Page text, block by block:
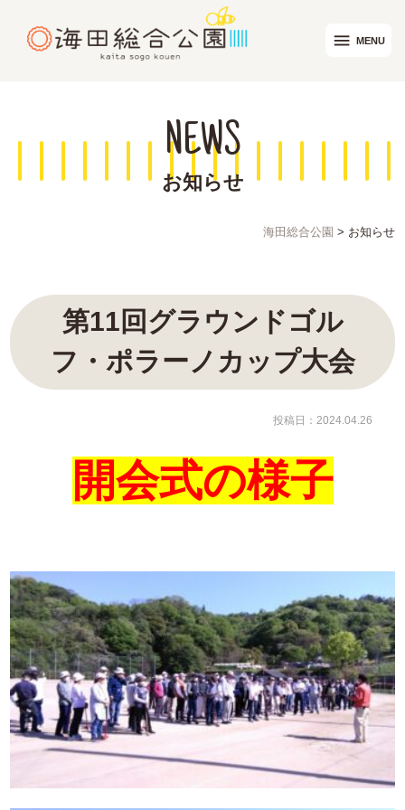
menu MENU
NEWS
お知らせ
海田総合公園 > お知らせ
第11回グラウンドゴル
フ・ポラーノカップ大会
投稿日：2024.04.26
開会式の様子